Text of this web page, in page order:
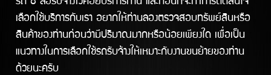
รถ 6 ล้อรับจ้างไว้คอยบริการท่าน และก่อนที่จะทำการตัดสินใจ
เลือกใช้บริการกับเรา อยากให้ท่านลองตรวจสอบทรัพย์สินหรือ
สินค้าของท่านก่อนว่ามีปริมาณมากหรือน้อยเพียงใด เพื่อเป็น
แนวทางในการเลือกใช้รถรับจ้างให้เหมาะกับงานขนย้ายของท่าน
ด้วยนะครับ